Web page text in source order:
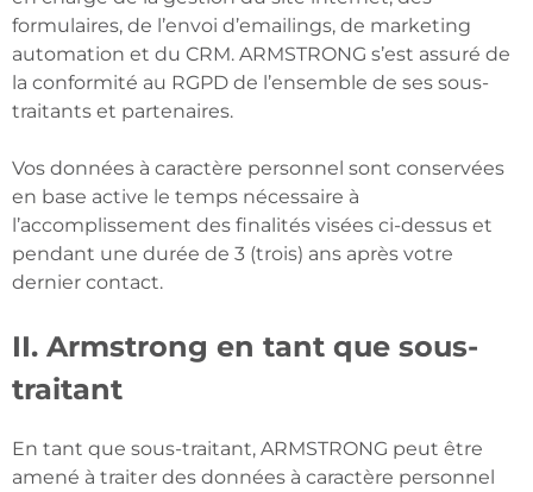
formulaires, de l’envoi d’emailings, de marketing
automation et du CRM. ARMSTRONG s’est assuré de
la conformité au RGPD de l’ensemble de ses sous-
traitants et partenaires.
Vos données à caractère personnel sont conservées
en base active le temps nécessaire à
l’accomplissement des finalités visées ci-dessus et
pendant une durée de 3 (trois) ans après votre
dernier contact.
II. Armstrong en tant que sous-
traitant
En tant que sous-traitant, ARMSTRONG peut être
amené à traiter des données à caractère personnel